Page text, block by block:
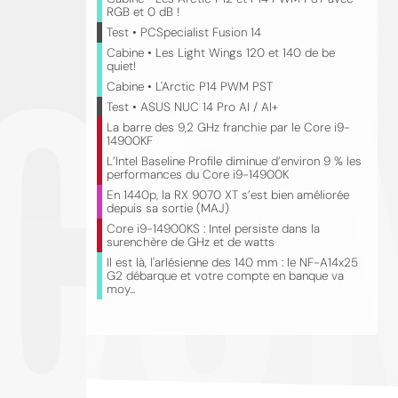
RGB et 0 dB !
Test • PCSpecialist Fusion 14
Cabine • Les Light Wings 120 et 140 de be
quiet!
Cabine • L'Arctic P14 PWM PST
Test • ASUS NUC 14 Pro AI / AI+
La barre des 9,2 GHz franchie par le Core i9-
14900KF
L’Intel Baseline Profile diminue d’environ 9 % les
performances du Core i9-14900K
En 1440p, la RX 9070 XT s’est bien améliorée
depuis sa sortie (MAJ)
Core i9-14900KS : Intel persiste dans la
surenchère de GHz et de watts
Il est là, l'arlésienne des 140 mm : le NF-A14x25
G2 débarque et votre compte en banque va
moy...